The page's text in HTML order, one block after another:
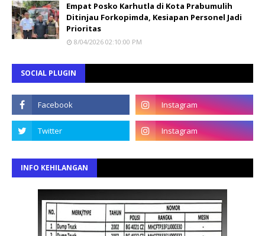
Empat Posko Karhutla di Kota Prabumulih
Ditinjau Forkopimda, Kesiapan Personel Jadi
Prioritas
8/04/2026 02:10:00 PM
SOCIAL PLUGIN
INFO KEHILANGAN